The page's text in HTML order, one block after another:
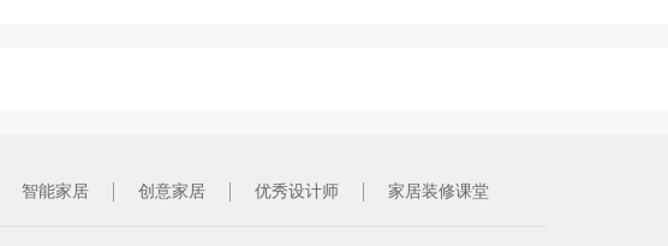
智能家居 创意家居 优秀设计师 家居装修课堂